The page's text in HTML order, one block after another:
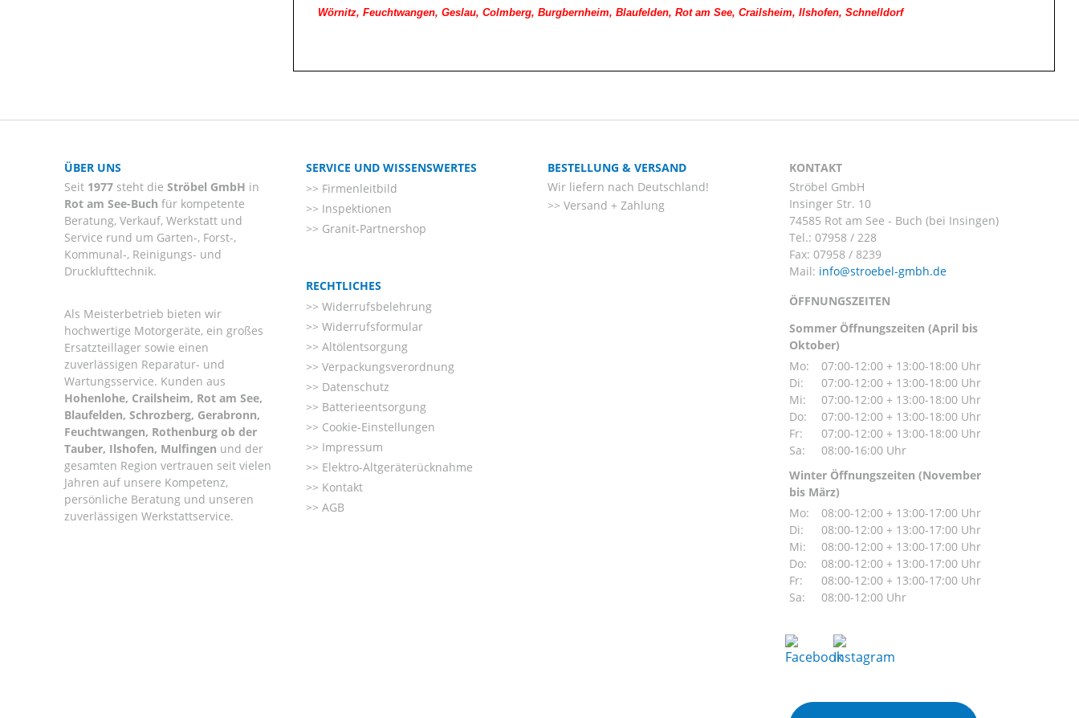
Wörnitz, Feuchtwangen, Geslau, Colmberg, Burgbernheim, Blaufelden, Rot am See, Crailsheim, Ilshofen, Schnelldorf
ÜBER UNS
Seit 1977 steht die Ströbel GmbH in
Rot am See-Buch für kompetente
Beratung, Verkauf, Werkstatt und
Service rund um Garten-, Forst-,
Kommunal-, Reinigungs- und
Drucklufttechnik.
Als Meisterbetrieb bieten wir
hochwertige Motorgeräte, ein großes
Ersatzteillager sowie einen
zuverlässigen Reparatur- und
Wartungsservice. Kunden aus
Hohenlohe, Crailsheim, Rot am See,
Blaufelden, Schrozberg, Gerabronn,
Feuchtwangen, Rothenburg ob der
Tauber, Ilshofen, Mulfingen und der
gesamten Region vertrauen seit vielen
Jahren auf unsere Kompetenz,
persönliche Beratung und unseren
zuverlässigen Werkstattservice.
SERVICE UND WISSENSWERTES
Firmenleitbild
Inspektionen
Granit-Partnershop
RECHTLICHES
Widerrufsbelehrung
Widerrufsformular
Altölentsorgung
Verpackungsverordnung
Datenschutz
Batterieentsorgung
Cookie-Einstellungen
Impressum
Elektro-Altgeräterücknahme
Kontakt
AGB
BESTELLUNG & VERSAND
Wir liefern nach Deutschland!
Versand + Zahlung
KONTAKT
Ströbel GmbH
Insinger Str. 10
74585 Rot am See - Buch (bei Insingen)
Tel.: 07958 / 228
Fax: 07958 / 8239
Mail:
ÖFFNUNGSZEITEN
Sommer Öffnungszeiten (April bis
Oktober)
Mo:
07:00-12:00 + 13:00-18:00 Uhr
Di:
07:00-12:00 + 13:00-18:00 Uhr
Mi:
07:00-12:00 + 13:00-18:00 Uhr
Do:
07:00-12:00 + 13:00-18:00 Uhr
Fr:
07:00-12:00 + 13:00-18:00 Uhr
Sa:
08:00-16:00 Uhr
Winter Öffnungszeiten (November
bis März)
Mo:
08:00-12:00 + 13:00-17:00 Uhr
Di:
08:00-12:00 + 13:00-17:00 Uhr
Mi:
08:00-12:00 + 13:00-17:00 Uhr
Do:
08:00-12:00 + 13:00-17:00 Uhr
Fr:
08:00-12:00 + 13:00-17:00 Uhr
Sa:
08:00-12:00 Uhr